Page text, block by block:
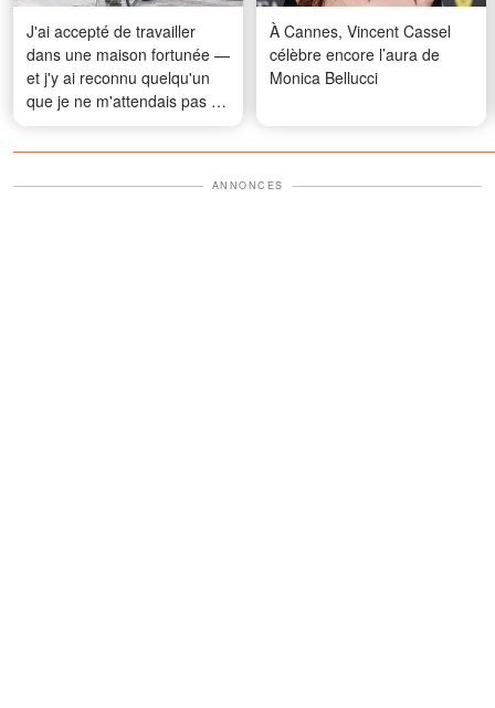
J'ai accepté de travailler
dans une maison fortunée —
et j'y ai reconnu quelqu'un
que je ne m'attendais pas à
revoir
À Cannes, Vincent Cassel
célèbre encore l’aura de
Monica Bellucci
ANNONCES